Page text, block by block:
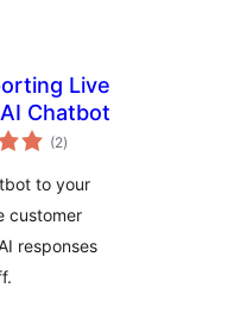
Live
Chatbot
(2avaliações
totais
)
to your
customer
responses